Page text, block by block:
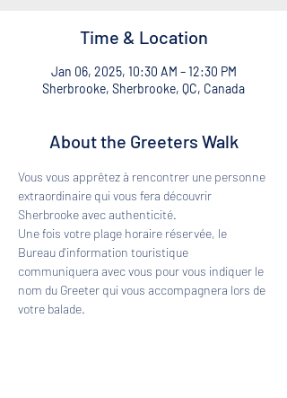
Time & Location
Jan 06, 2025, 10:30 AM – 12:30 PM
Sherbrooke, Sherbrooke, QC, Canada
About the Greeters Walk
Vous vous apprêtez à rencontrer une personne
extraordinaire qui vous fera découvrir
Sherbrooke avec authenticité.
Une fois votre plage horaire réservée, le
Bureau d'information touristique
communiquera avec vous pour vous indiquer le
nom du Greeter qui vous accompagnera lors de
votre balade.